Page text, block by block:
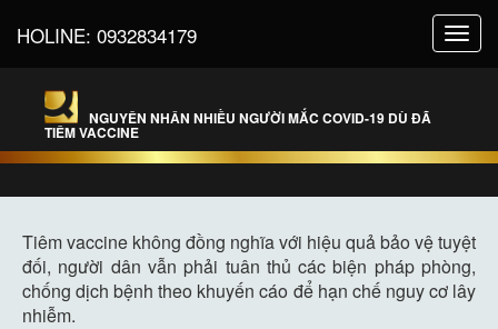
HOLINE: 0932834179
NGUYÊN NHÂN NHIỀU NGƯỜI MẮC COVID-19 DÙ ĐÃ
TIÊM VACCINE
Tiêm vaccine không đồng nghĩa với hiệu quả bảo vệ tuyệt
đối, người dân vẫn phải tuân thủ các biện pháp phòng,
chống dịch bệnh theo khuyến cáo để hạn chế nguy cơ lây
nhiễm.